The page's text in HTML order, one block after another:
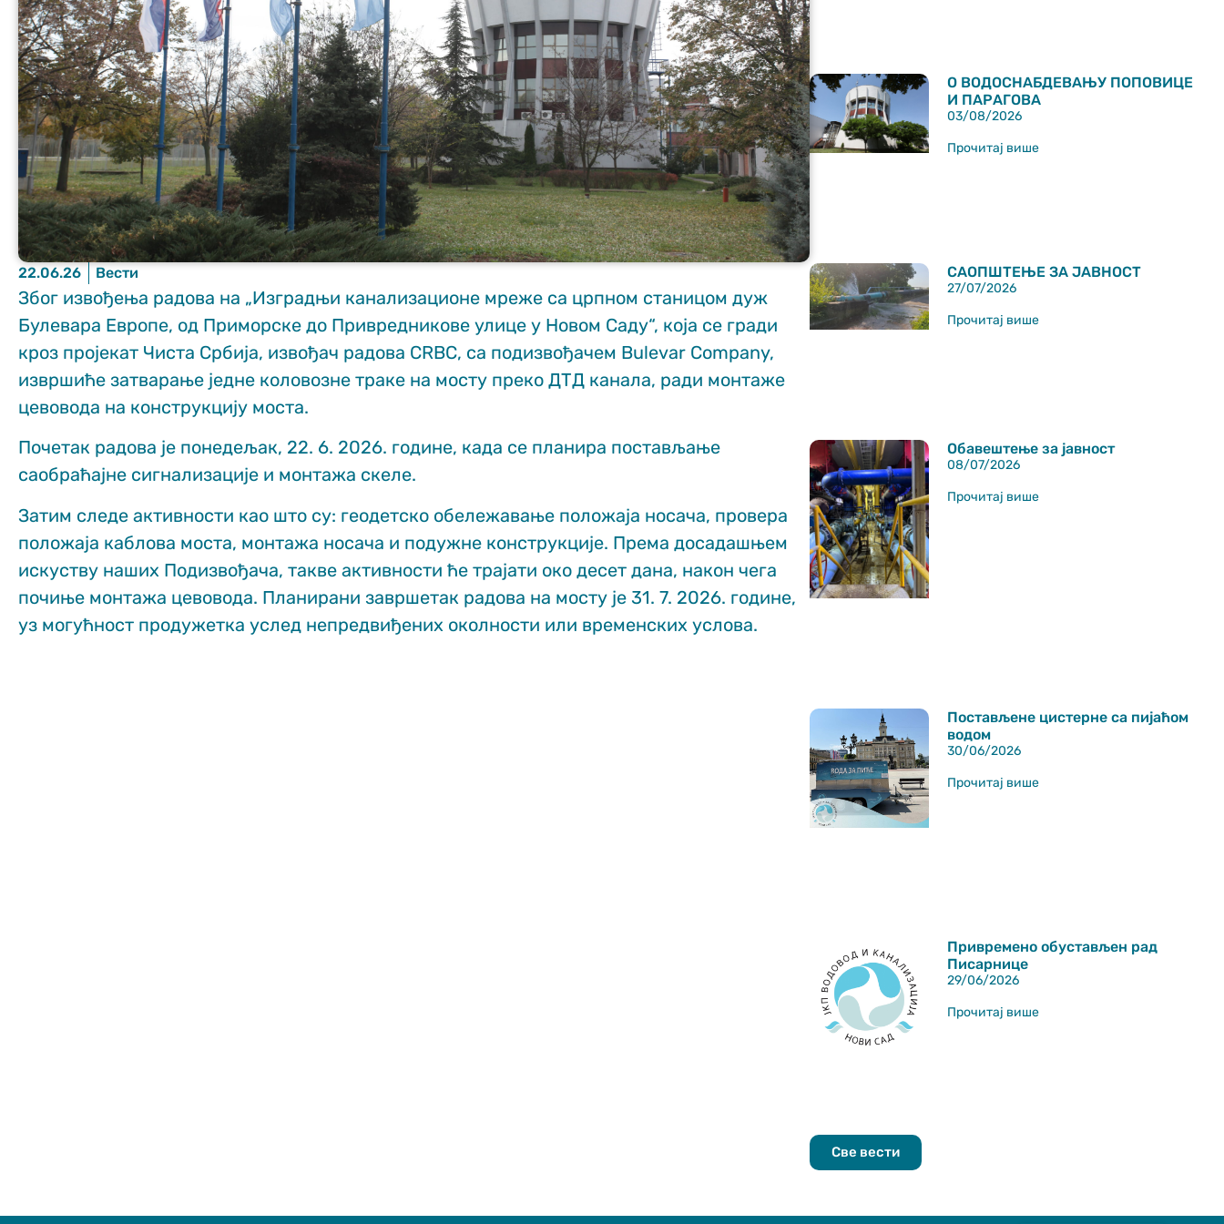
О ВОДОСНАБДЕВАЊУ ПОПОВИЦЕ
И ПАРАГОВА
03/08/2026
Прочитај више
САОПШТЕЊЕ ЗА ЈАВНОСТ
27/07/2026
Прочитај више
Обавештење за јавност
08/07/2026
Прочитај више
Постављене цистерне са пијаћом
водом
30/06/2026
Прочитај више
Привремено обустављен рад
Писарнице
29/06/2026
Прочитај више
Све вести
22.06.26 Вести
Због извођења радова на „Изградњи канализационе мреже са црпном станицом дуж
Булевара Европе, од Приморске до Привредникове улице у Новом Саду“, која се гради
кроз пројекат Чиста Србија, извођач радова CRBC, са подизвођачем Bulevar Company,
извршиће затварање једне коловозне траке на мосту преко ДТД канала, ради монтаже
цевовода на конструкцију моста.
Почетак радова је понедељак, 22. 6. 2026. године, када се планира постављање
саобраћајне сигнализације и монтажа скеле.
Затим следе активности као што су: геодетско обележавање положаја носача, провера
положаја каблова моста, монтажа носача и подужне конструкције. Према досадашњем
искуству наших Подизвођача, такве активности ће трајати око десет дана, након чега
почиње монтажа цевовода. Планирани завршетак радова на мосту је 31. 7. 2026. године,
уз могућност продужетка услед непредвиђених околности или временских услова.
Неопходно
These
cookies are
not optional.
They are
needed for
the website
to function.
Статистика
In order for us
to improve
the website's
functionality
based on how
the website is
used.
Искуство
In order for
our website
to perform
as well as
possible